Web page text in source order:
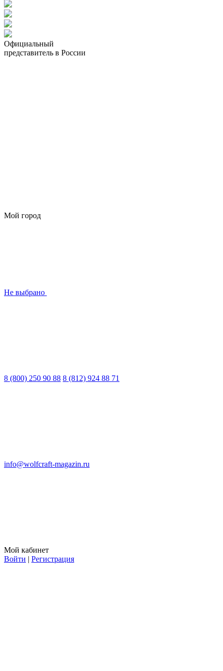
Официальный
представитель в России
Мой город
Не выбрано
8 (800) 250 90 88 8 (812) 924 88 71
info@wolfcraft-magazin.ru
Мой кабинет
Войти | Регистрация